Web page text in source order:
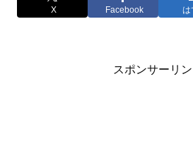
X Facebook は
スポンサーリ